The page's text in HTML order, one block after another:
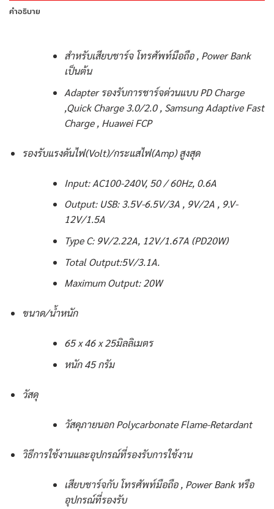
คำอธิบาย
สำหรับเสียบชาร์จ โทรศัพท์มือถือ , Power Bank
เป็นต้น
Adapter รองรับการชาร์จด่วนแบบ PD Charge
,Quick Charge 3.0/2.0 , Samsung Adaptive Fast
Charge , Huawei FCP
รองรับแรงดันไฟ(Volt)/กระแสไฟ(Amp) สูงสุด
Input: AC100-240V, 50 / 60Hz, 0.6A
Output: USB: 3.5V-6.5V/3A , 9V/2A , 9.V-
12V/1.5A
Type C: 9V/2.22A, 12V/1.67A (PD20W)
Total Output:5V/3.1A.
Maximum Output: 20W
ขนาด/น้ำหนัก
65 x 46 x 25มิลลิเมตร
หนัก 45 กรัม
วัสดุ
วัสดุภายนอก Polycarbonate Flame-Retardant
วิธีการใช้งานและอุปกรณ์ที่รองรับการใช้งาน
เสียบชาร์จกับ โทรศัพท์มือถือ , Power Bank หรือ
อุปกรณ์ที่รองรับ